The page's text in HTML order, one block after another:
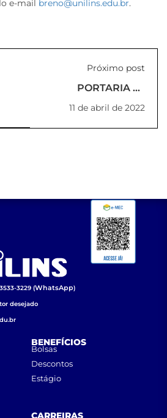
e-mail breno@unilins.edu.br.
Próximo post
PORTARIA Nº
16_2022_REITORIA
11 de abril de 2022
3229 (WhatsApp)
desejado
BENEFÍCIOS
Bolsas
Descontos
Estágio
CARREIRAS